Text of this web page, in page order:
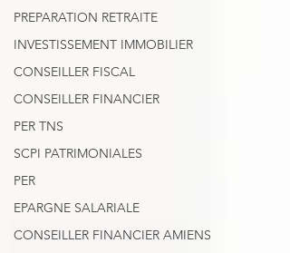
PREPARATION RETRAITE
INVESTISSEMENT IMMOBILIER
CONSEILLER FISCAL
CONSEILLER FINANCIER
PER TNS
SCPI PATRIMONIALES
PER
EPARGNE SALARIALE
CONSEILLER FINANCIER AMIENS